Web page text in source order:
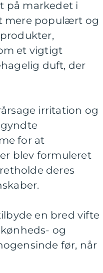
på markedet i
mere populært og
et vigtigt
duft, der
irritation og
for at
blev formuleret
deres
en bred vifte
og
før, når